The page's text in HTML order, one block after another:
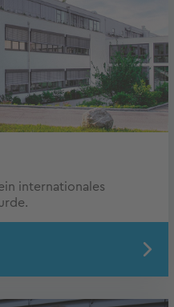
internationales